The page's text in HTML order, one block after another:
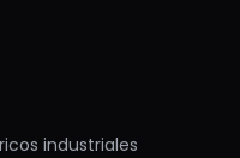
industriales